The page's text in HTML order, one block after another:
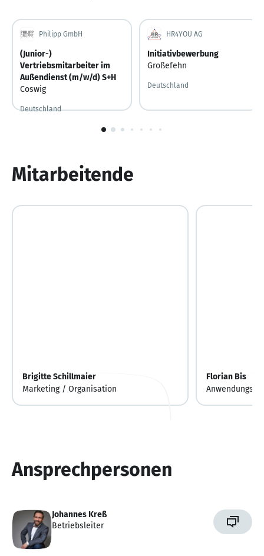
Philipp GmbH
(Junior-)
Vertriebsmitarbeiter im
Außendienst (m/w/d) S+H
Coswig
Deutschland
HR4YOU AG
Initiativbewerbung
Großefehn
Deutschland
1
Mitarbeitende
Brigitte Schillmaier
Marketing / Organisation
Florian Bis
Ansprechpersonen
Johannes Kreß
Betriebsleiter